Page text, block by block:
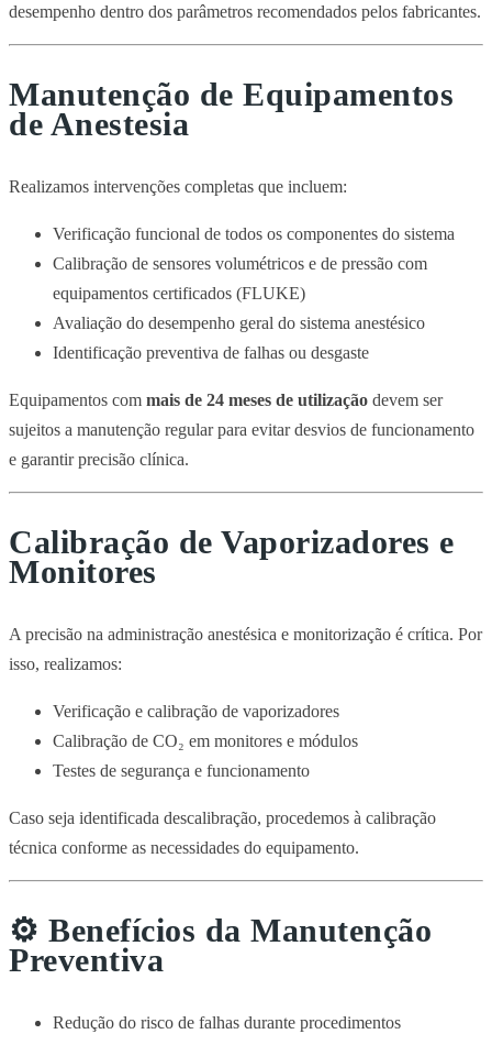
desempenho dentro dos parâmetros recomendados pelos fabricantes.
Manutenção de Equipamentos
de Anestesia
Realizamos intervenções completas que incluem:
Verificação funcional de todos os componentes do sistema
Calibração de sensores volumétricos e de pressão com
equipamentos certificados (FLUKE)
Avaliação do desempenho geral do sistema anestésico
Identificação preventiva de falhas ou desgaste
Equipamentos com mais de 24 meses de utilização devem ser
sujeitos a manutenção regular para evitar desvios de funcionamento
e garantir precisão clínica.
Calibração de Vaporizadores e
Monitores
A precisão na administração anestésica e monitorização é crítica. Por
isso, realizamos:
Verificação e calibração de vaporizadores
Calibração de CO₂ em monitores e módulos
Testes de segurança e funcionamento
Caso seja identificada descalibração, procedemos à calibração
técnica conforme as necessidades do equipamento.
⚙️ Benefícios da Manutenção
Preventiva
Redução do risco de falhas durante procedimentos